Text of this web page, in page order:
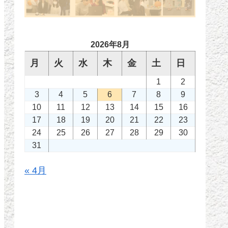
2026年8月
月 火 水 木 金 土 日
1
2
3
4 5 6 7 8
9
10
11 12 13 14 15
16
17
18 19 20 21 22
23
24
25 26 27 28 29
30
31
« 4月